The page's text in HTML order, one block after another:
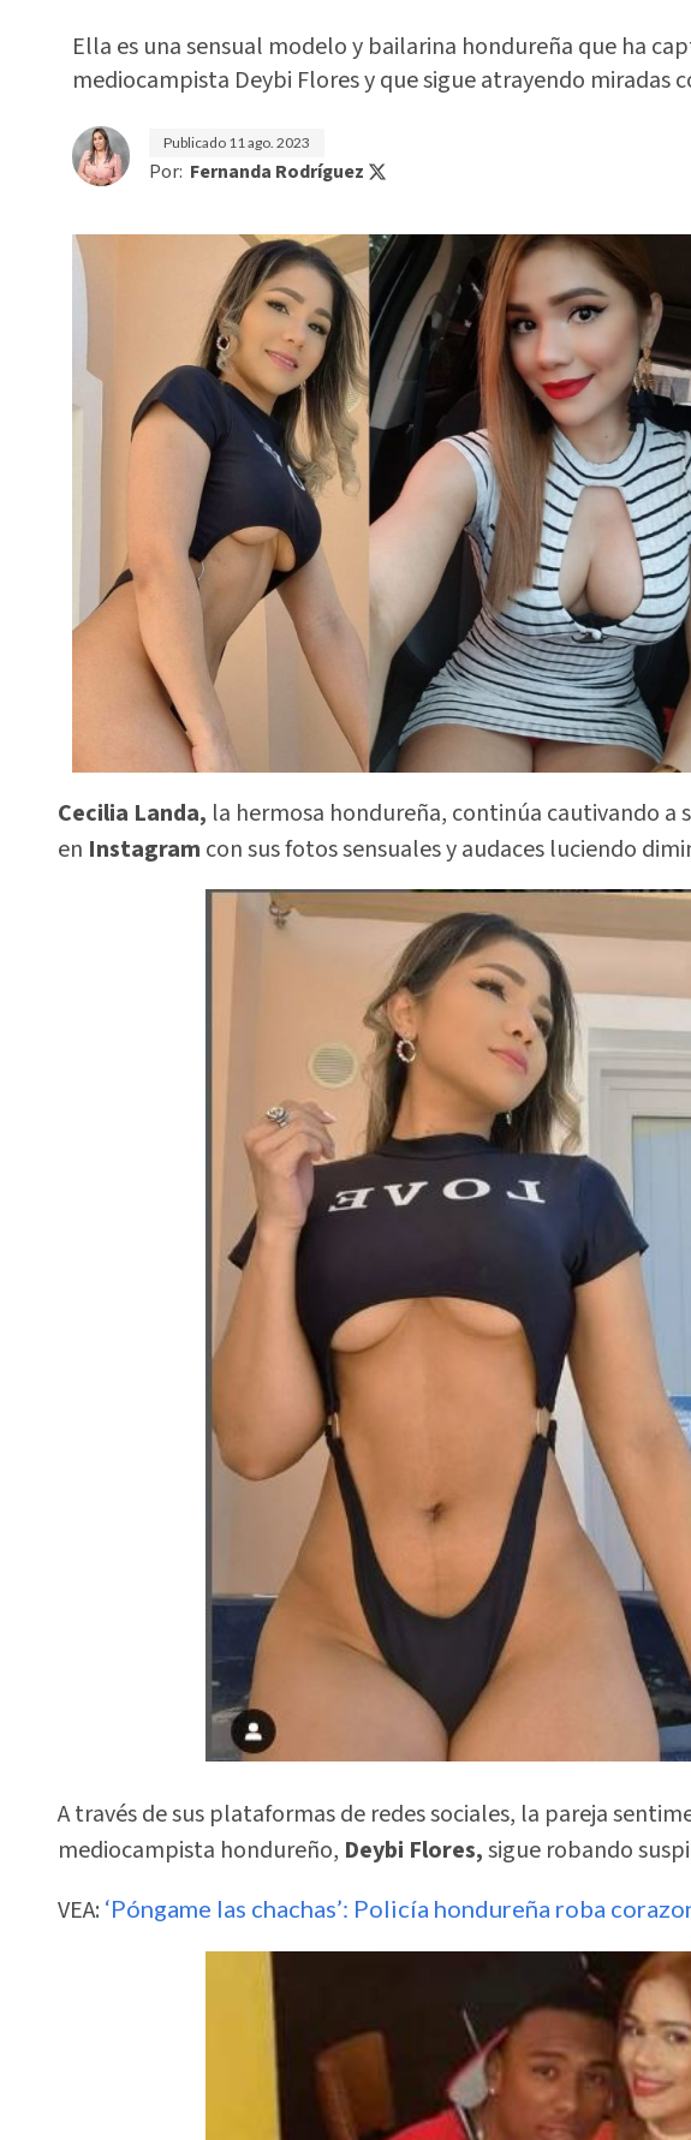
Ella es una sensual modelo y bailarina hondureña que ha
mediocampista Deybi Flores y que sigue atrayendo miradas
Publicado 11 ago. 2023
Por: Fernanda Rodríguez
Cecilia Landa, la hermosa hondureña, continúa cautivando a
en Instagram con sus fotos sensuales y audaces luciendo
A través de sus plataformas de redes sociales, la pareja
mediocampista hondureño, Deybi Flores,sigue robando
VEA: ‘Póngame las chachas’: Policía hondureña roba